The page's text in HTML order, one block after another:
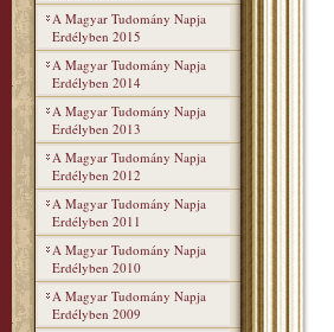
A Magyar Tudomány Napja
Erdélyben 2015
A Magyar Tudomány Napja
Erdélyben 2014
A Magyar Tudomány Napja
Erdélyben 2013
A Magyar Tudomány Napja
Erdélyben 2012
A Magyar Tudomány Napja
Erdélyben 2011
A Magyar Tudomány Napja
Erdélyben 2010
A Magyar Tudomány Napja
Erdélyben 2009